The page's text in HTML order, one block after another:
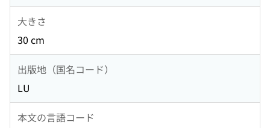
大きさ
30 cm
出版地（国名コード）
LU
本文の言語コード